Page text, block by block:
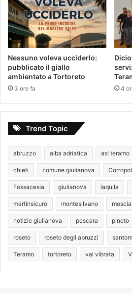
Nessuno voleva ucciderlo:
pubblicato il giallo
ambientato a Tortoreto
3 ore fa 4
Trend Topic
abruzzo alba adriatica asl teramo
chieti comune giulianova
Fossacesia giulianova laquila
martinsicuro montesilvano
notizie giulianova pescara pineto
roseto roseto degli abruzzi
Teramo tortoreto val vibrata